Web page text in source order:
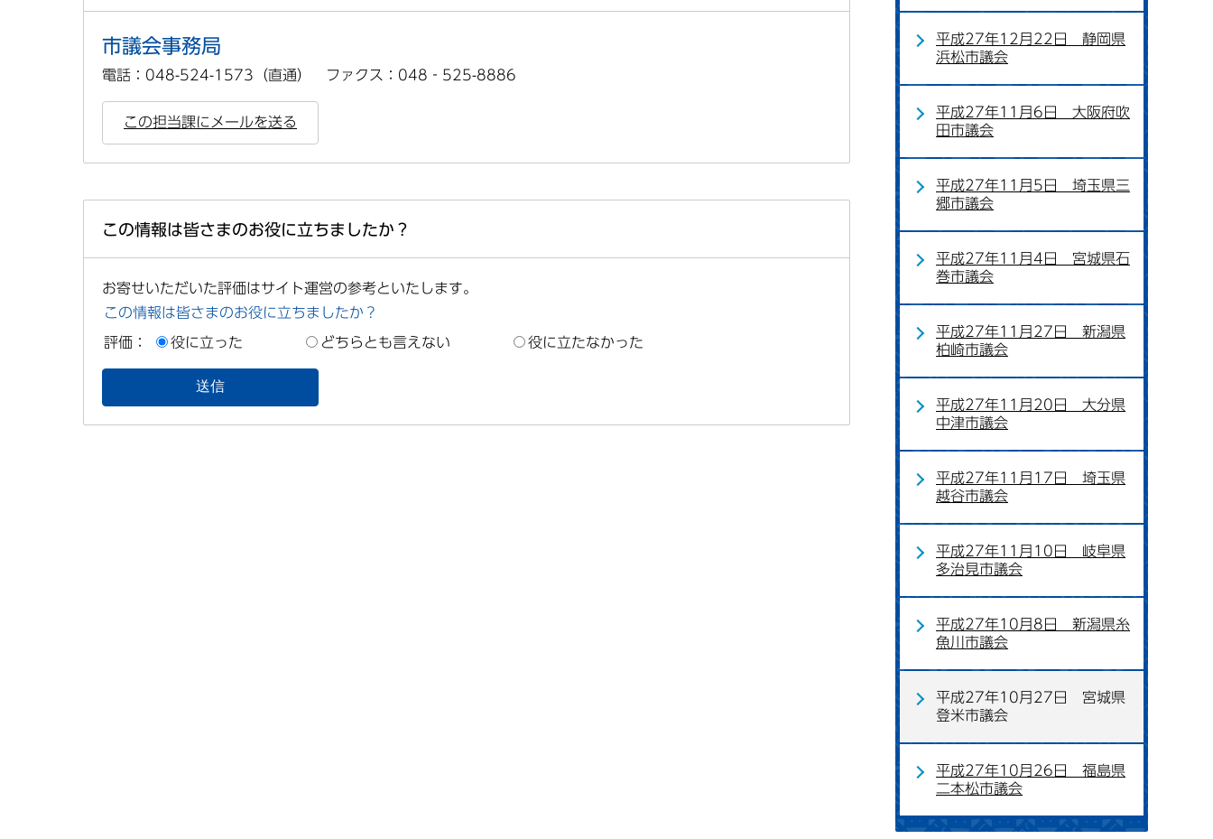
市議会事務局
電話：048-524-1573（直通） ファクス：048‐525-8886
この担当課にメールを送る
この情報は皆さまのお役に立ちましたか？
お寄せいただいた評価はサイト運営の参考といたします。
この情報は皆さまのお役に立ちましたか？
評価： 役に立った どちらとも言えない 役に立たなかった
平成27年12月22日 静岡県
浜松市議会
平成27年11月6日 大阪府吹
田市議会
平成27年11月5日 埼玉県三
郷市議会
平成27年11月4日 宮城県石
巻市議会
平成27年11月27日 新潟県
柏崎市議会
平成27年11月20日 大分県
中津市議会
平成27年11月17日 埼玉県
越谷市議会
平成27年11月10日 岐阜県
多治見市議会
平成27年10月8日 新潟県糸
魚川市議会
平成27年10月27日 宮城県
登米市議会
平成27年10月26日 福島県
二本松市議会